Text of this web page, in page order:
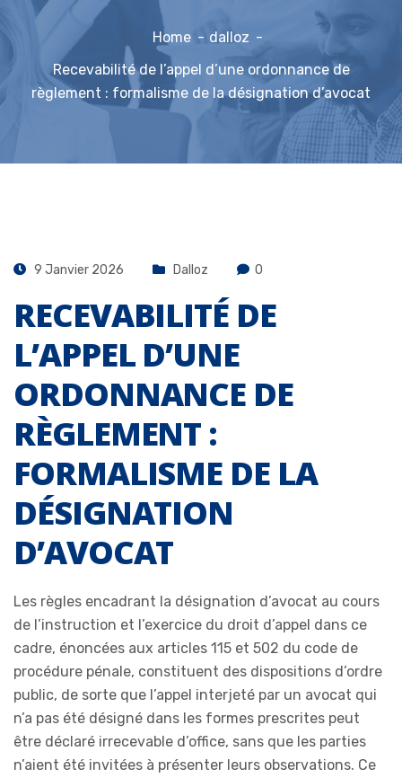
Home
dalloz
Recevabilité de l’appel d’une ordonnance de
règlement : formalisme de la désignation d’avocat
9 Janvier 2026 Dalloz 0
RECEVABILITÉ DE
L’APPEL D’UNE
ORDONNANCE DE
RÈGLEMENT :
FORMALISME DE LA
DÉSIGNATION
D’AVOCAT
Les règles encadrant la désignation d’avocat au cours
de l’instruction et l’exercice du droit d’appel dans ce
cadre, énoncées aux articles 115 et 502 du code de
procédure pénale, constituent des dispositions d’ordre
public, de sorte que l’appel interjeté par un avocat qui
n’a pas été désigné dans les formes prescrites peut
être déclaré irrecevable d’office, sans que les parties
n’aient été invitées à présenter leurs observations. Ce